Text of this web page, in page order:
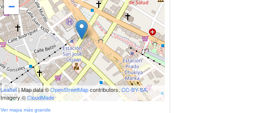
−
200 m
500 ft
Leaflet| Map data ©OpenStreetMapcontributors,CC-BY-SA,
Imagery ©CloudMade
Ver mapa más grande